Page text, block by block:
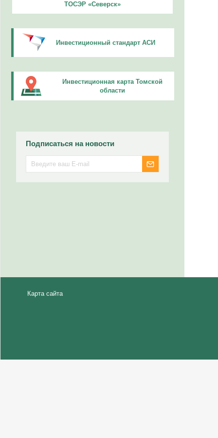
ТОСЭР «Северск»
Инвестиционный стандарт АСИ
Инвестиционная карта Томской
области
Подписаться на новости
Карта сайта